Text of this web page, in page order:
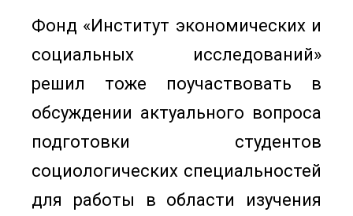
Фонд «Институт экономических и
социальных исследований»
решил тоже поучаствовать в
обсуждении актуального вопроса
подготовки студентов
социологических специальностей
для работы в области изучения